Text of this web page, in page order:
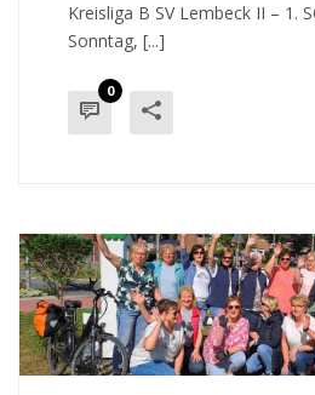
Kreisliga B SV Lembeck II – 1.
Sonntag, [...]
0